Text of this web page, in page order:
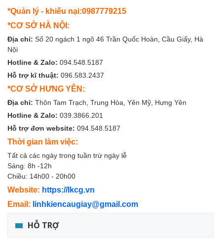
*Quản lý - khiếu nại:0987779215
*CƠ SỞ HÀ NỘI:
Địa chỉ: Số 20 ngách 1 ngõ 46 Trần Quốc Hoàn, Cầu Giấy, Hà
Nội
Hotline & Zalo: 094.548.5187
Hỗ trợ kĩ thuật: 096.583.2437
*CƠ SỞ HƯNG YÊN:
Địa chỉ: Thôn Tam Trạch, Trung Hòa, Yên Mỹ, Hưng Yên
Hotline & Zalo: 039.3866.201
Hỗ trợ đơn website: 094.548.5187
Thời gian làm việc:
Tất cả các ngày trong tuần trừ ngày lễ
Sáng: 8h -12h
Chiều: 14h00 - 20h00
Website: https://lkcg.vn
Email: linhkiencaugiay@gmail.com
HỖ TRỢ